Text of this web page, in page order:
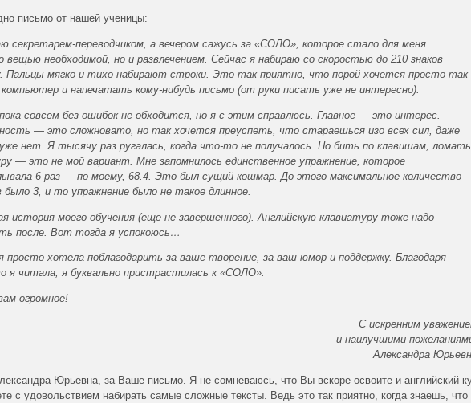
письмо от нашей ученицы:
секретарем-переводчиком, а вечером сажусь за «СОЛО», которое стало для меня
вещью необходимой, но и развлечением. Сейчас я набираю со скоростью до 210 знаков
Пальцы мягко и тихо набирают строки. Это так приятно, что порой хочется просто так
и напечатать кому-нибудь письмо (от руки писать уже не интересно).
совсем без ошибок не обходится, но я с этим справлюсь. Главное — это интерес.
— это сложновато, но так хочется преуспеть, что стараешься изо всех сил, даже
нет. Я тысячу раз ругалась, когда что-то не получалось. Но бить по клавишам, ломать
— это не мой вариант. Мне запомнилось единственное упражнение, которое
6 раз — по-моему, 68.4. Это был сущий кошмар. До этого максимальное количество
было 3, и то упражнение было не такое длинное.
история моего обучения (еще не завершенного). Английскую клавиатуру тоже надо
после. Вот тогда я успокоюсь…
просто хотела поблагодарить за ваше творение, за ваш юмор и поддержку. Благодаря
я читала, я буквально пристрастилась к «СОЛО».
огромное!
С искренним
и наилучшими
Александра
Юрьевна, за Ваше письмо. Я не сомневаюсь, что Вы вскоре освоите и английский
с удовольствием набирать самые сложные тексты. Ведь это так приятно, когда знаешь, что